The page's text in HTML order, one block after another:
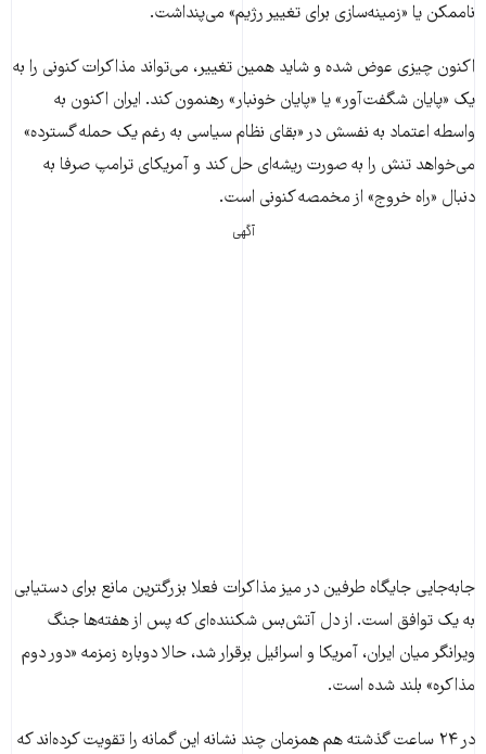
ناممکن یا «زمینه‌سازی برای تغییر رژیم» می‌پنداشت.
اکنون چیزی عوض شده و شاید همین تغییر، می‌تواند مذاکرات کنونی را به
یک «پایان شگفت‌آور» یا «پایان خونبار» رهنمون کند. ایران اکنون به
واسطه اعتماد به نفسش در «بقای نظام سیاسی به رغم یک حمله گسترده»
می‌خواهد تنش را به صورت ریشه‌ای حل کند و آمریکای ترامپ صرفا به
دنبال «راه خروج» از مخمصه کنونی است.
آگهی
جابه‌جایی جایگاه طرفین در میز مذاکرات فعلا بزرگترین مانع برای دستیابی
به یک توافق است. از دل آتش‌بس شکننده‌ای که پس از هفته‌ها جنگ
ویرانگر میان ایران، آمریکا و اسرائیل برقرار شد، حالا دوباره زمزمه «دور دوم
مذاکره» بلند شده است.
در ۲۴ ساعت گذشته هم همزمان چند نشانه این گمانه را تقویت کرده‌اند که